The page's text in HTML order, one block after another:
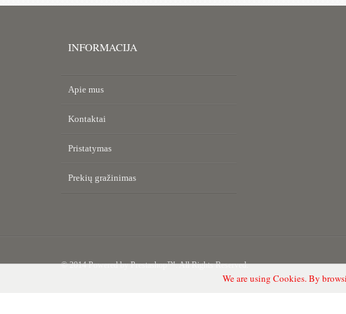
INFORMACIJA
Apie mus
Kontaktai
Pristatymas
Prekių gražinimas
© 2014 Powered by Prestashop™. All Rights Reserved.
We are using Cookies. By